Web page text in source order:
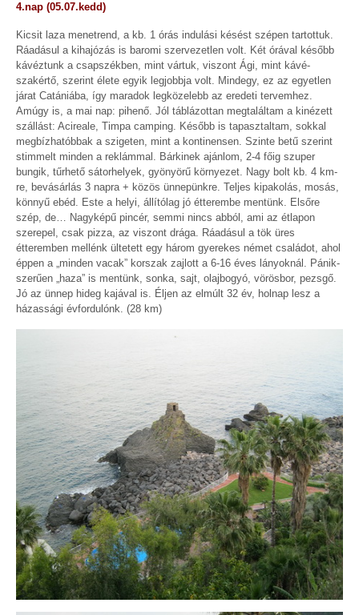
4.nap (05.07.kedd)
Kicsit laza menetrend, a kb. 1 órás indulási késést szépen tartottuk.
Ráadásul a kihajózás is baromi szervezetlen volt. Két órával később
kávéztunk a csapszékben, mint vártuk, viszont Ági, mint kávé-
szakértő, szerint élete egyik legjobbja volt. Mindegy, ez az egyetlen
járat Catániába, így maradok legközelebb az eredeti tervemhez.
Amúgy is, a mai nap: pihenő. Jól táblázottan megtaláltam a kinézett
szállást: Acireale, Timpa camping. Később is tapasztaltam, sokkal
megbízhatóbbak a szigeten, mint a kontinensen. Szinte betű szerint
stimmelt minden a reklámmal. Bárkinek ajánlom, 2-4 főig szuper
bungik, tűrhető sátorhelyek, gyönyörű környezet. Nagy bolt kb. 4 km-
re, bevásárlás 3 napra + közös ünnepünkre. Teljes kipakolás, mosás,
könnyű ebéd. Este a helyi, állítólag jó étterembe mentünk. Elsőre
szép, de… Nagyképű pincér, semmi nincs abból, ami az étlapon
szerepel, csak pizza, az viszont drága. Ráadásul a tök üres
étteremben mellénk ültetett egy három gyerekes német családot, ahol
éppen a „minden vacak” korszak zajlott a 6-16 éves lányoknál. Pánik-
szerűen „haza” is mentünk, sonka, sajt, olajbogyó, vörösbor, pezsgő.
Jó az ünnep hideg kajával is. Éljen az elmúlt 32 év, holnap lesz a
házassági évfordulónk. (28 km)